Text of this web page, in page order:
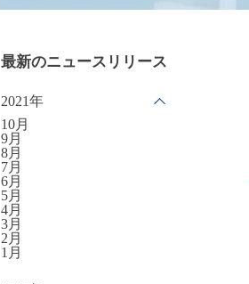
最新のニュースリリース
2021年
10月
9月
8月
7月
6月
5月
4月
3月
2月
1月